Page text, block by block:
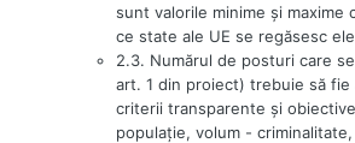
sunt valorile minime şi maxime
ce state ale UE se regăsesc
2.3. Numărul de posturi care
art. 1 din proiect) trebuie să fie
criterii transparente şi
populaţie, volum -